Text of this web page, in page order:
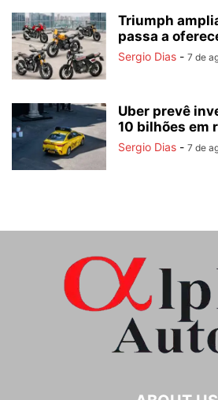
Triumph
passa a
Sergio Dias - 7 de
Uber prevê
10 bilhões em
Sergio Dias - 7 de